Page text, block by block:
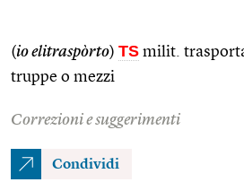
(io elitraspòrto) TS milit.
truppe o mezzi
Correzioni e suggerimenti
Condividi